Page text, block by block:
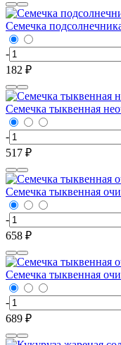
Семечка
-
182 ₽
Семечка тыквенная
-
517 ₽
Семечка тыквенная
-
658 ₽
Семечка тыквенная
-
689 ₽